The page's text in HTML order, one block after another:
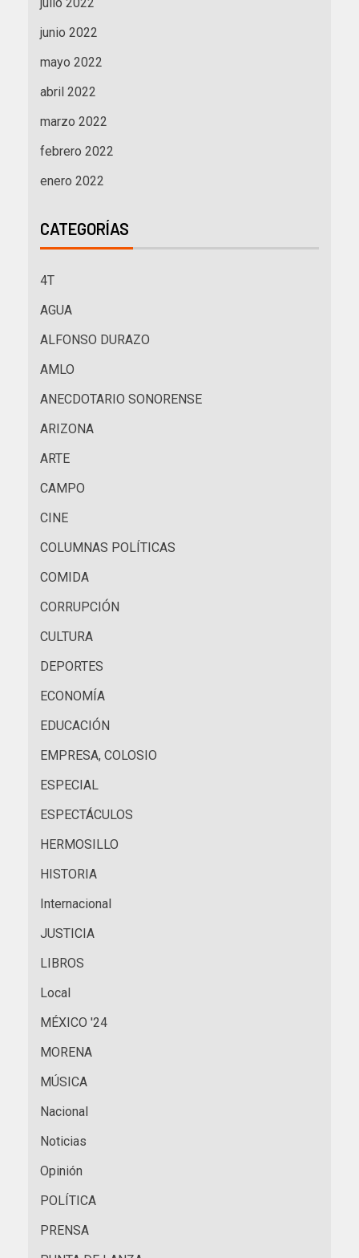
junio 2022
mayo 2022
abril 2022
marzo 2022
febrero 2022
enero 2022
CATEGORÍAS
4T
AGUA
ALFONSO DURAZO
AMLO
ANECDOTARIO SONORENSE
ARIZONA
ARTE
CAMPO
CINE
COLUMNAS POLÍTICAS
COMIDA
CORRUPCIÓN
CULTURA
DEPORTES
ECONOMÍA
EDUCACIÓN
EMPRESA, COLOSIO
ESPECIAL
ESPECTÁCULOS
HERMOSILLO
HISTORIA
Internacional
JUSTICIA
LIBROS
Local
MÉXICO '24
MORENA
MÚSICA
Nacional
Noticias
Opinión
POLÍTICA
PRENSA